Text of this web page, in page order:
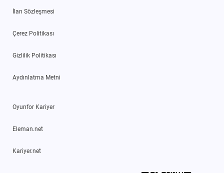
İlan Sözleşmesi
Çerez Politikası
Gizlilik Politikası
Aydınlatma Metni
Oyunfor Kariyer
Eleman.net
Kariyer.net